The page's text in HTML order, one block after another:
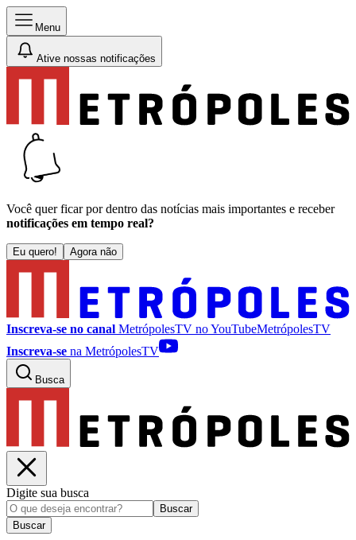
Menu
Ative nossas notificações
Você quer ficar por dentro das notícias mais importantes e receber
notificações em tempo real?
Eu quero! Agora não
Inscreva-se no canal MetrópolesTV noYouTubeMetrópolesTV
Inscreva-se na MetrópolesTV
Busca
Digite sua busca
Buscar
Buscar